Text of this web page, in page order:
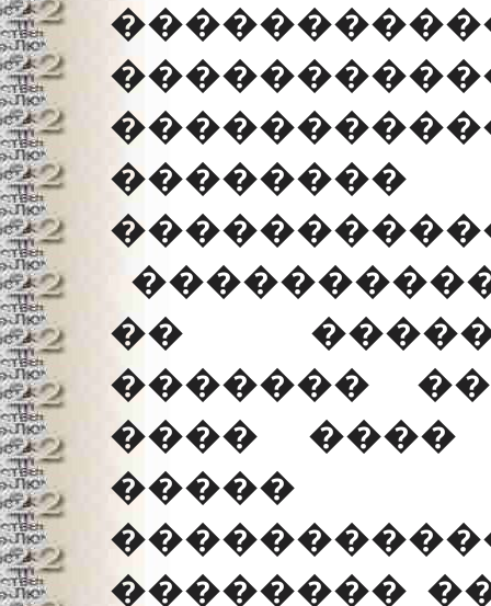
��
�������
���� ����
�����
��������